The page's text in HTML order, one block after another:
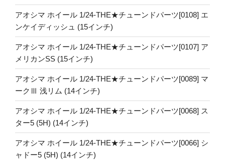
アオシマ ホイール 1/24-THE★チューンドパーツ[0108] エ
ンケイディッシュ (15インチ)
アオシマ ホイール 1/24-THE★チューンドパーツ[0107] ア
メリカンSS (15インチ)
アオシマ ホイール 1/24-THE★チューンドパーツ[0089] マ
ークⅢ 浅リム (14インチ)
アオシマ ホイール 1/24-THE★チューンドパーツ[0068] ス
ター5 (5H) (14インチ)
アオシマ ホイール 1/24-THE★チューンドパーツ[0066] シ
ャドー5 (5H) (14インチ)